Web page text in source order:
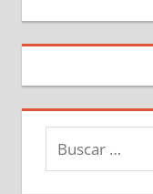
Buscar: